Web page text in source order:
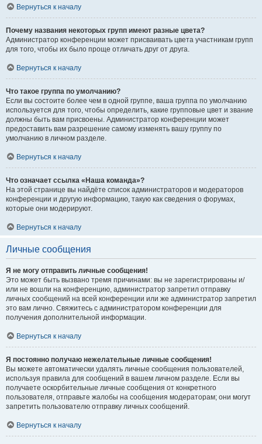
Вернуться к началу
Почему названия некоторых групп имеют разные цвета?
Администратор конференции может присваивать цвета участникам групп
для того, чтобы их было проще отличать друг от друга.
Вернуться к началу
Что такое группа по умолчанию?
Если вы состоите более чем в одной группе, ваша группа по умолчанию
используется для того, чтобы определить, какие групповые цвет и звание
должны быть вам присвоены. Администратор конференции может
предоставить вам разрешение самому изменять вашу группу по
умолчанию в личном разделе.
Вернуться к началу
Что означает ссылка «Наша команда»?
На этой странице вы найдёте список администраторов и модераторов
конференции и другую информацию, такую как сведения о форумах,
которые они модерируют.
Вернуться к началу
Личные сообщения
Я не могу отправить личные сообщения!
Это может быть вызвано тремя причинами: вы не зарегистрированы и/
или не вошли на конференцию, администратор запретил отправку
личных сообщений на всей конференции или же администратор запретил
это вам лично. Свяжитесь с администратором конференции для
получения дополнительной информации.
Вернуться к началу
Я постоянно получаю нежелательные личные сообщения!
Вы можете автоматически удалять личные сообщения пользователей,
используя правила для сообщений в вашем личном разделе. Если вы
получаете оскорбительные личные сообщения от конкретного
пользователя, отправьте жалобы на сообщения модераторам; они могут
запретить пользователю отправку личных сообщений.
Вернуться к началу